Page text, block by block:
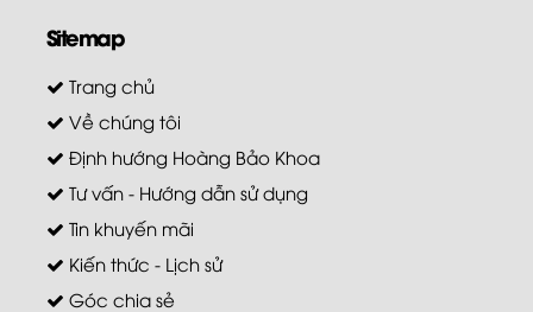
Sitemap
Trang chủ
Về chúng tôi
Định hướng Hoàng Bảo Khoa
Tư vấn - Hướng dẫn sử dụng
Tin khuyến mãi
Kiến thức - Lịch sử
Góc chia sẻ